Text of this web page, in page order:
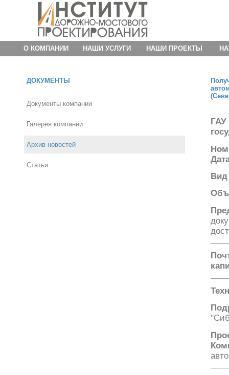
О КОМПАНИИ НАШИ УСЛУГИ НАШИ ПРОЕКТЫ
ДОКУМЕНТЫ
Документы компании
Галерея компании
Архив новостей
Статьи